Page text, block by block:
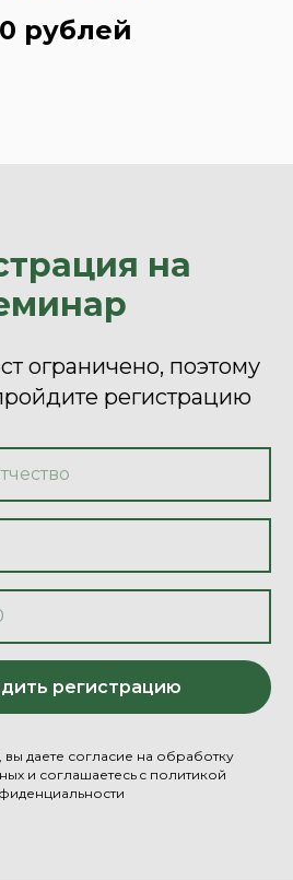
рублей
на
ограничено, поэтому
регистрацию
регистрацию
даете согласие на обработку
и соглашаетесь c политикой